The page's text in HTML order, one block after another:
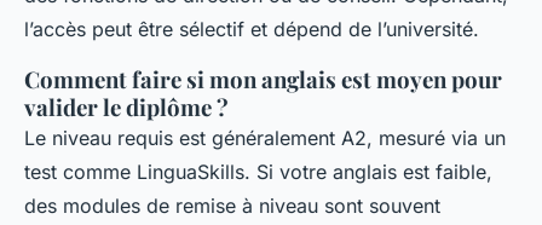
l’accès peut être sélectif et dépend de l’université.
Comment faire si mon anglais est moyen pour
valider le diplôme ?
Le niveau requis est généralement A2, mesuré via un
test comme LinguaSkills. Si votre anglais est faible,
des modules de remise à niveau sont souvent